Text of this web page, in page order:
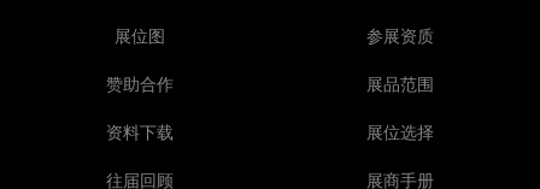
展位图
赞助合作
资料下载
往届回顾
参展资质
展品范围
展位选择
展商手册